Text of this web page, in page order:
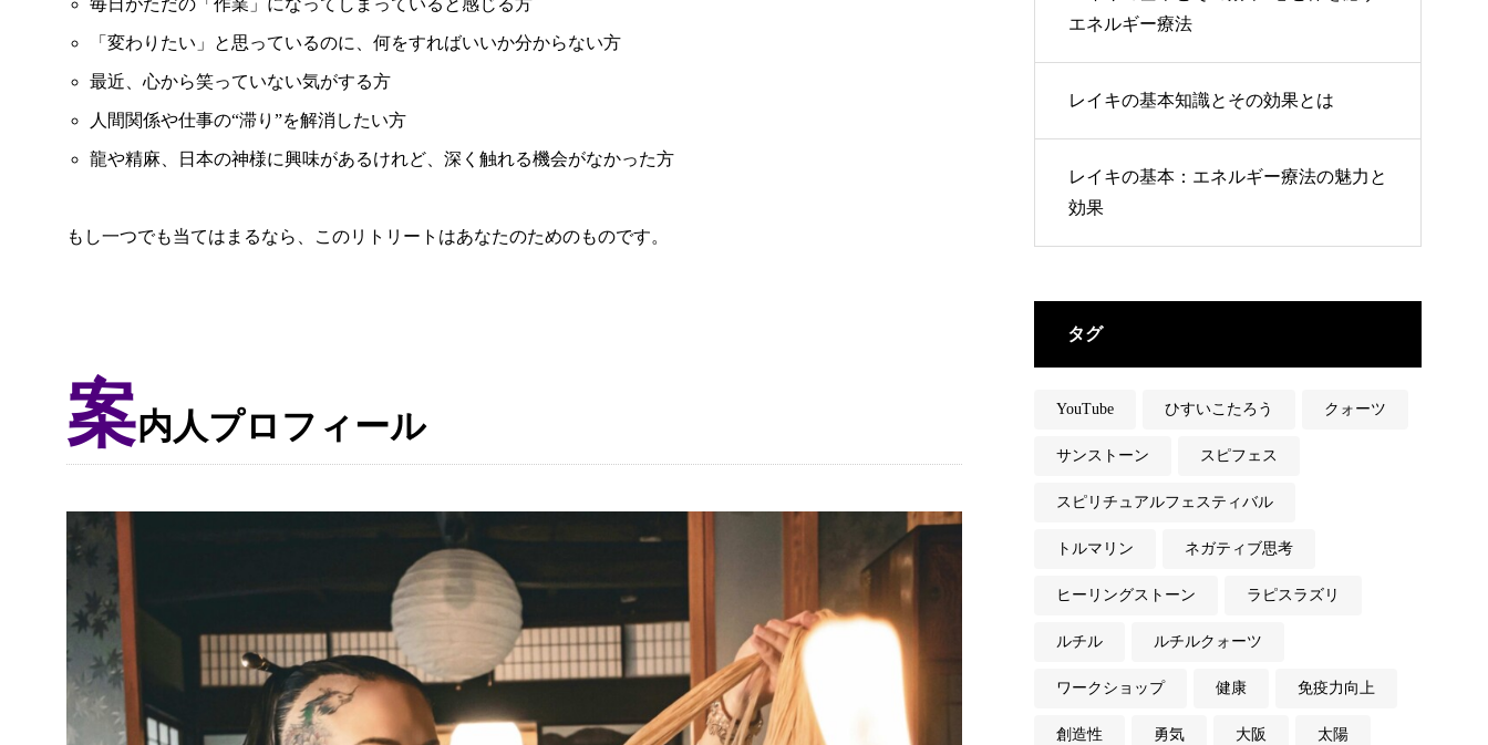
毎日がただの「作業」になってしまっていると感じる方
「変わりたい」と思っているのに、何をすればいいか分からない方
最近、心から笑っていない気がする方
人間関係や仕事の“滞り”を解消したい方
龍や精麻、日本の神様に興味があるけれど、深く触れる機会がなかった方
もし一つでも当てはまるなら、このリトリートはあなたのためのものです。
案内人プロフィール
エネルギー療法
レイキの基本知識とその効果とは
レイキの基本：エネルギー療法の魅力と
効果
タグ
YouTube ひすいこたろう クォーツ
サンストーン スピフェス
スピリチュアルフェスティバル
トルマリン ネガティブ思考
ヒーリングストーン ラピスラズリ
ルチル ルチルクォーツ
ワークショップ 健康 免疫力向上
創造性 勇気 大阪 太陽